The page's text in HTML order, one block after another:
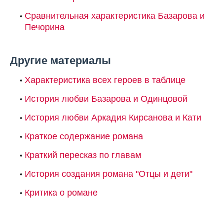
Сравнительная характеристика Базарова и
Печорина
Другие материалы
Характеристика всех героев в таблице
История любви Базарова и Одинцовой
История любви Аркадия Кирсанова и Кати
Краткое содержание романа
Краткий пересказ по главам
История создания романа "Отцы и дети"
Критика о романе